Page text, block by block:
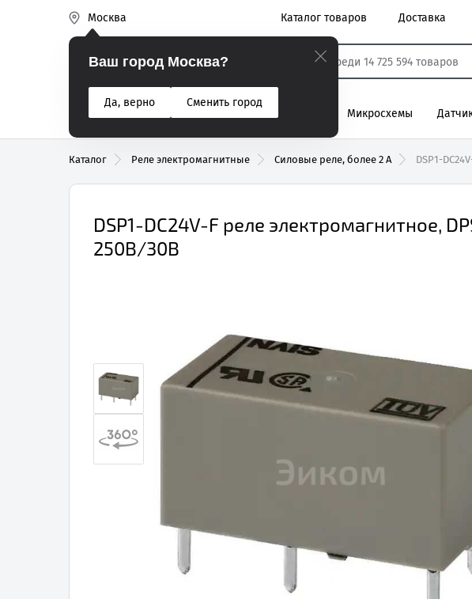
Москва Каталог товаров Доставка
Реле электромагнитные
Эиком
Ваш город Москва?
Да, верно
Сменить город
% Акции
Разъемы Вентиляторы Микросхемы
Каталог Реле электромагнитные Силовые реле, более 2 А DSP1-
DSP1-DC24V-F реле электромагнитное,
250В/30В